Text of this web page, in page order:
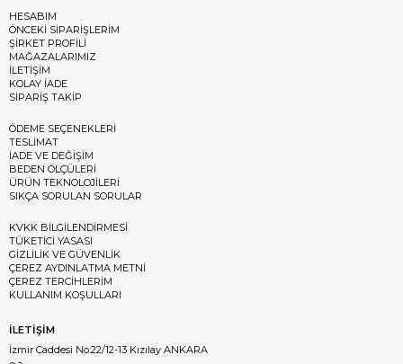
HESABIM
ÖNCEKİ SİPARİŞLERİM
ŞİRKET PROFİLİ
MAĞAZALARIMIZ
İLETİŞİM
KOLAY İADE
SİPARİŞ TAKİP
ÖDEME SEÇENEKLERİ
TESLİMAT
İADE VE DEĞİŞİM
BEDEN ÖLÇÜLERİ
ÜRÜN TEKNOLOJİLERİ
SIKÇA SORULAN SORULAR
KVKK BİLGİLENDİRMESİ
TÜKETİCİ YASASI
GİZLİLİK VE GÜVENLİK
ÇEREZ AYDINLATMA METNİ
ÇEREZ TERCİHLERİM
KULLANIM KOŞULLARI
İLETİŞİM
İzmir Caddesi No:22/12-13 Kızılay ANKARA